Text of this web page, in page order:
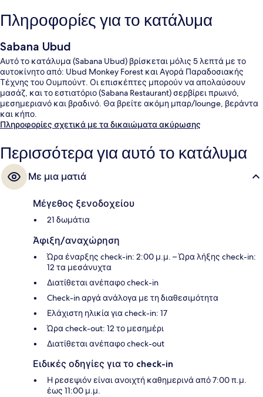
Πληροφορίες για το κατάλυμα
Sabana Ubud
Αυτό το κατάλυμα (Sabana Ubud) βρίσκεται μόλις 5 λεπτά με το
αυτοκίνητο από: Ubud Monkey Forest και Αγορά Παραδοσιακής
Τέχνης του Ουμπούντ. Οι επισκέπτες μπορούν να απολαύσουν
μασάζ, και το εστιατόριο (Sabana Restaurant) σερβίρει πρωινό,
μεσημεριανό και βραδινό. Θα βρείτε ακόμη μπαρ/lounge, βεράντα
και κήπο.
Πληροφορίες σχετικά με τα δικαιώματα ακύρωσης
Περισσότερα για αυτό το κατάλυμα
Με μια ματιά
Μέγεθος ξενοδοχείου
21 δωμάτια
Άφιξη/αναχώρηση
Ώρα έναρξης check-in: 2:00 μ.μ. – Ώρα λήξης check-in:
12 τα μεσάνυχτα
Διατίθεται ανέπαφο check-in
Check-in αργά ανάλογα με τη διαθεσιμότητα
Ελάχιστη ηλικία για check-in: 17
Ώρα check-out: 12 το μεσημέρι
Διατίθεται ανέπαφο check-out
Ειδικές οδηγίες για το check-in
Η ρεσεψιόν είναι ανοιχτή καθημερινά από 7:00 π.μ.
έως 11:00 μ.μ.